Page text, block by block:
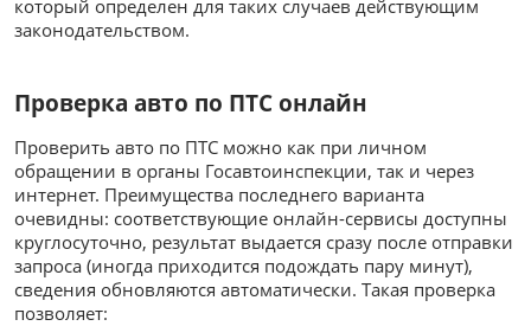
который определен для таких случаев действующим
законодательством.
Проверка авто по ПТС онлайн
Проверить авто по ПТС можно как при личном
обращении в органы Госавтоинспекции, так и через
интернет. Преимущества последнего варианта
очевидны: соответствующие онлайн-сервисы доступны
круглосуточно, результат выдается сразу после отправки
запроса (иногда приходится подождать пару минут),
сведения обновляются автоматически. Такая проверка
позволяет: